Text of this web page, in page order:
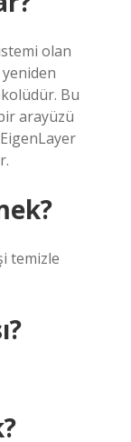
olan
Bu
arayüzü
temizle